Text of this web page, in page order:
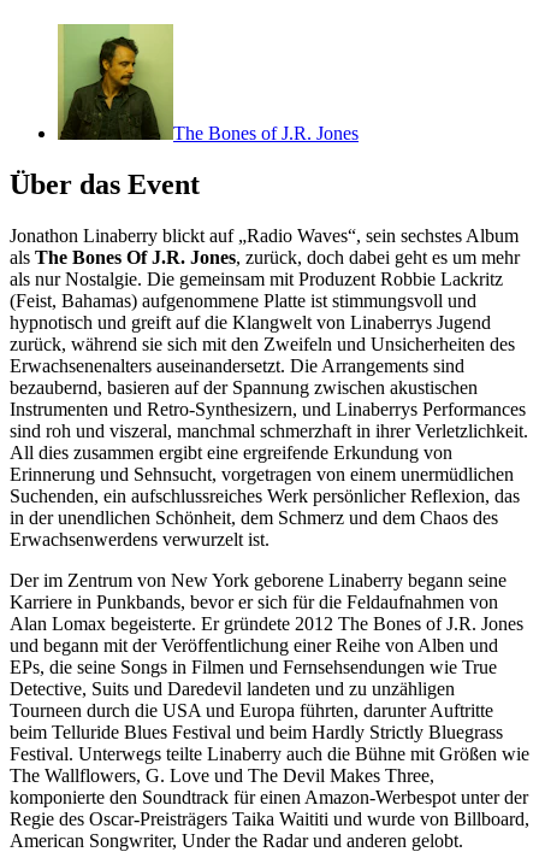
The Bones of J.R. Jones
Über das Event
Jonathon Linaberry blickt auf „Radio Waves“, sein sechstes Album
als The Bones Of J.R. Jones, zurück, doch dabei geht es um mehr
als nur Nostalgie. Die gemeinsam mit Produzent Robbie Lackritz
(Feist, Bahamas) aufgenommene Platte ist stimmungsvoll und
hypnotisch und greift auf die Klangwelt von Linaberrys Jugend
zurück, während sie sich mit den Zweifeln und Unsicherheiten des
Erwachsenenalters auseinandersetzt. Die Arrangements sind
bezaubernd, basieren auf der Spannung zwischen akustischen
Instrumenten und Retro-Synthesizern, und Linaberrys Performances
sind roh und viszeral, manchmal schmerzhaft in ihrer Verletzlichkeit.
All dies zusammen ergibt eine ergreifende Erkundung von
Erinnerung und Sehnsucht, vorgetragen von einem unermüdlichen
Suchenden, ein aufschlussreiches Werk persönlicher Reflexion, das
in der unendlichen Schönheit, dem Schmerz und dem Chaos des
Erwachsenwerdens verwurzelt ist.
Der im Zentrum von New York geborene Linaberry begann seine
Karriere in Punkbands, bevor er sich für die Feldaufnahmen von
Alan Lomax begeisterte. Er gründete 2012 The Bones of J.R. Jones
und begann mit der Veröffentlichung einer Reihe von Alben und
EPs, die seine Songs in Filmen und Fernsehsendungen wie True
Detective, Suits und Daredevil landeten und zu unzähligen
Tourneen durch die USA und Europa führten, darunter Auftritte
beim Telluride Blues Festival und beim Hardly Strictly Bluegrass
Festival. Unterwegs teilte Linaberry auch die Bühne mit Größen wie
The Wallflowers, G. Love und The Devil Makes Three,
komponierte den Soundtrack für einen Amazon-Werbespot unter der
Regie des Oscar-Preisträgers Taika Waititi und wurde von Billboard,
American Songwriter, Under the Radar und anderen gelobt.